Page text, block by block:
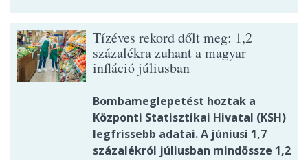
Tízéves rekord dőlt meg: 1,2
százalékra zuhant a magyar
infláció júliusban
Bombameglepetést hoztak a
Központi Statisztikai Hivatal (KSH)
legfrissebb adatai. A júniusi 1,7
százalékról júliusban mindössze 1,2